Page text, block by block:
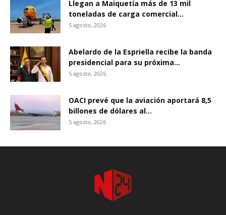
Llegan a Maiquetía más de 13 mil
toneladas de carga comercial...
5 agosto, 2026
Abelardo de la Espriella recibe la banda
presidencial para su próxima...
5 agosto, 2026
OACI prevé que la aviación aportará 8,5
billones de dólares al...
5 agosto, 2026